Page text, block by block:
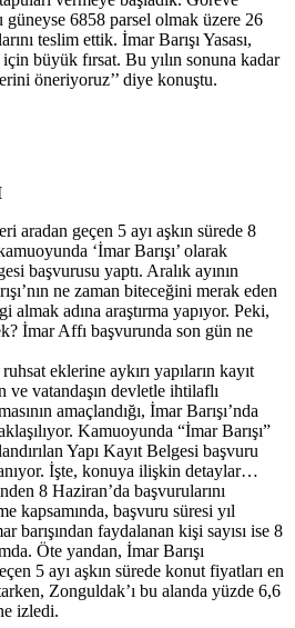
güneyse 6858 parsel olmak üzere 26
teslim ettik. İmar Barışı Yasası,
büyük fırsat. Bu yılın sonuna kadar
öneriyoruz’’ diye konuştu.
aradan geçen 5 ayı aşkın sürede 8
‘İmar Barışı’ olarak
başvurusu yaptı. Aralık ayının
ne zaman biteceğini merak eden
almak adına araştırma yapıyor. Peki,
İmar Affı başvurunda son gün ne
eklerine aykırı yapıların kayıt
ve vatandaşın devletle ihtilaflı
amaçlandığı, İmar Barışı’nda
Kamuoyunda “İmar Barışı”
Yapı Kayıt Belgesi başvuru
İşte, konuya ilişkin detaylar…
8 Haziran’da başvurularını
kapsamında, başvuru süresi yıl
barışından faydalanan kişi sayısı ise 8
Öte yandan, İmar Barışı
5 ayı aşkın sürede konut fiyatları en
Zonguldak’ı bu alanda yüzde 6,6
izledi.